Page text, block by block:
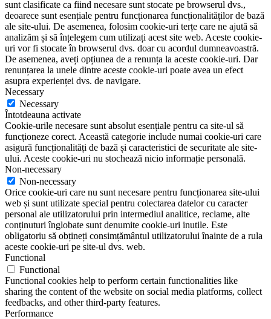
sunt clasificate ca fiind necesare sunt stocate pe browserul dvs.,
deoarece sunt esențiale pentru funcționarea funcționalităților de bază
ale site-ului. De asemenea, folosim cookie-uri terțe care ne ajută să
analizăm și să înțelegem cum utilizați acest site web. Aceste cookie-
uri vor fi stocate în browserul dvs. doar cu acordul dumneavoastră.
De asemenea, aveți opțiunea de a renunța la aceste cookie-uri. Dar
renunțarea la unele dintre aceste cookie-uri poate avea un efect
asupra experienței dvs. de navigare.
Necessary
Necessary
Întotdeauna activate
Cookie-urile necesare sunt absolut esențiale pentru ca site-ul să
funcționeze corect. Această categorie include numai cookie-uri care
asigură funcționalități de bază și caracteristici de securitate ale site-
ului. Aceste cookie-uri nu stochează nicio informație personală.
Non-necessary
Non-necessary
Orice cookie-uri care nu sunt necesare pentru funcționarea site-ului
web și sunt utilizate special pentru colectarea datelor cu caracter
personal ale utilizatorului prin intermediul analitice, reclame, alte
conținuturi înglobate sunt denumite cookie-uri inutile. Este
obligatoriu să obțineți consimțământul utilizatorului înainte de a rula
aceste cookie-uri pe site-ul dvs. web.
Functional
Functional
Functional cookies help to perform certain functionalities like
sharing the content of the website on social media platforms, collect
feedbacks, and other third-party features.
Performance